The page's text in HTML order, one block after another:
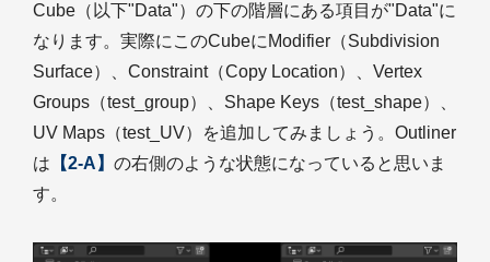
Cube（以下"Data"）の下の階層にある項目が"Data"に
なります。実際にこのCubeにModifier（Subdivision
Surface）、Constraint（Copy Location）、Vertex
Groups（test_group）、Shape Keys（test_shape）、
UV Maps（test_UV）を追加してみましょう。Outliner
は 【2-A】 の右側のような状態になっていると思いま
す。